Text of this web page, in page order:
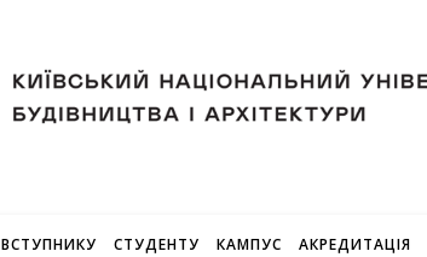
ВСТУПНИКУ СТУДЕНТУ КАМПУС АКРЕДИТАЦІЯ